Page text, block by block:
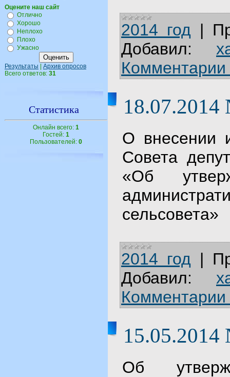
Оцените наш сайт
Отлично
Хорошо
Неплохо
Плохо
Ужасно
Результаты
Архив опросов
Всего ответов: 31
Статистика
Онлайн всего: 1
Гостей: 1
Пользователей: 0
2014 год |
Добавил:
Комментарии
О внесении
Совета
«Об
сельсовета»
2014 год |
Добавил:
Комментарии
Об